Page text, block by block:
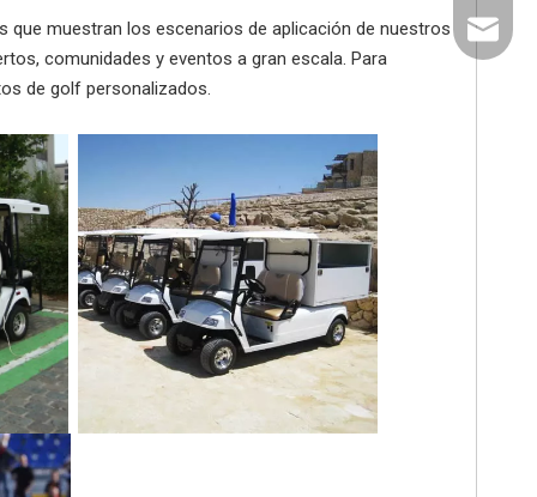
muestran los escenarios de aplicación de nuestros
comunidades y eventos a gran escala. Para
de golf personalizados.